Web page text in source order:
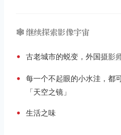
🕸️ 继续探索影像宇宙
• 古老城市的蜕变，外国摄影
•
每一个不起眼的小水洼，都
「天空之镜」
• 生活之味